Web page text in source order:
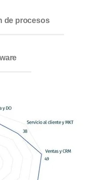
de procesos